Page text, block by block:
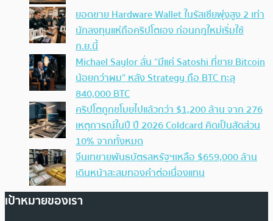
ยอดขาย Hardware Wallet ในรัสเซียพุ่งสูง 2 เท่า
นักลงทุนแห่ถือคริปโตเอง ก่อนกฎใหม่เริ่มใช้
ก.ย.นี้
Michael Saylor ลั่น “มีแค่ Satoshi ที่ขาย Bitcoin
น้อยกว่าผม” หลัง Strategy ถือ BTC ทะลุ
840,000 BTC
คริปโตถูกขโมยไปแล้วกว่า $1,200 ล้าน จาก 276
เหตุการณ์ในปี ปี 2026 Coldcard คิดเป็นสัดส่วน
10% จากทั้งหมด
จีนเทขายพันธบัตรสหรัฐฯเหลือ $659,000 ล้าน
เดินหน้าสะสมทองคำต่อเนื่องแทน
เป้าหมายของเรา